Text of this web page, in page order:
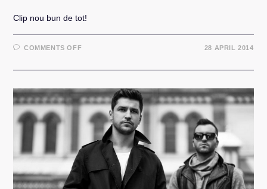
Clip nou bun de tot!
COMMENTS OFFON
–
28 APRIL 2014